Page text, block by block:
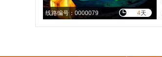
4天
线路编号：0000079